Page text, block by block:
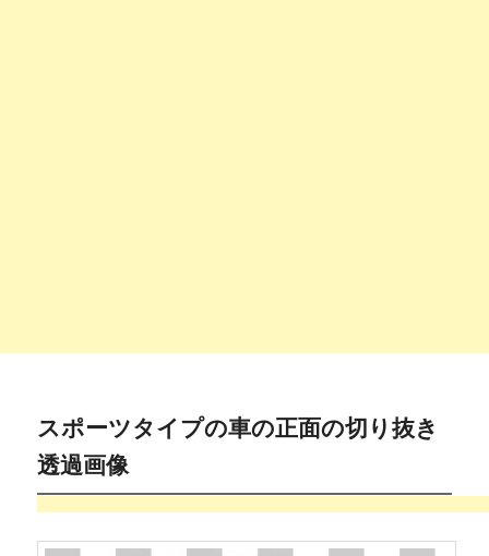
スポーツタイプの車の正面の切り抜き
透過画像